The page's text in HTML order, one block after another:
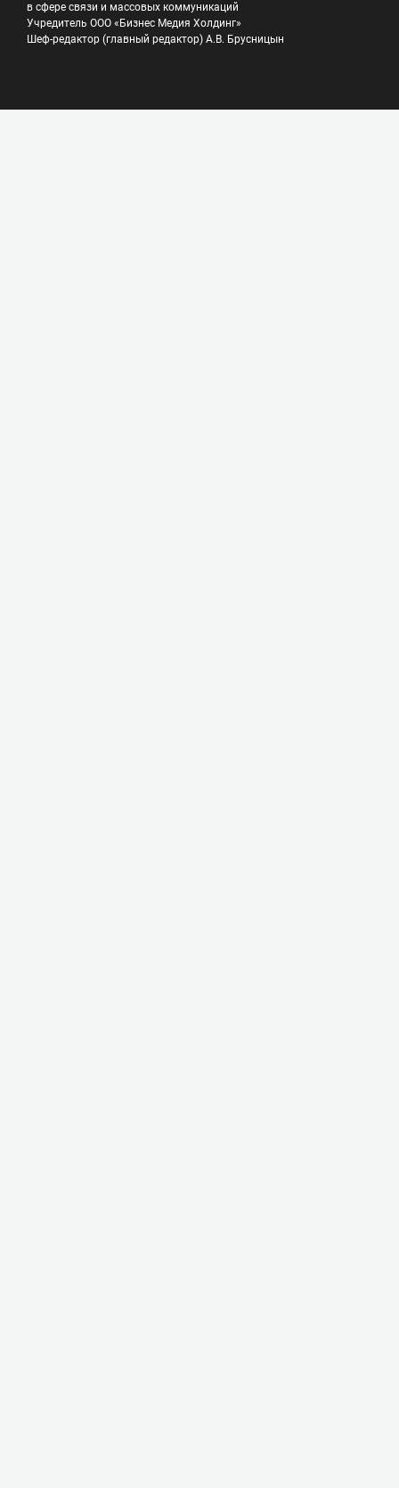
в сфере связи и массовых коммуникаций
Учредитель ООО «Бизнес Медия Холдинг»
Шеф-редактор (главный редактор) А.В. Брусницын